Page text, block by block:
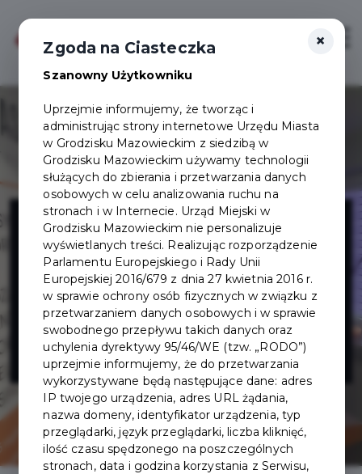
Gabinet
Masażu - Masaż
& Spa Strefa
Zdrowia
×
Zgoda na Ciasteczka
Szanowny Użytkowniku
Uprzejmie informujemy, że tworząc i
administrując strony internetowe Urzędu Miasta
w Grodzisku Mazowieckim z siedzibą w
Grodzisku Mazowieckim używamy technologii
służących do zbierania i przetwarzania danych
osobowych w celu analizowania ruchu na
stronach i w Internecie. Urząd Miejski w
Grodzisku Mazowieckim nie personalizuje
wyświetlanych treści. Realizując rozporządzenie
Parlamentu Europejskiego i Rady Unii
Europejskiej 2016/679 z dnia 27 kwietnia 2016 r.
w sprawie ochrony osób fizycznych w związku z
przetwarzaniem danych osobowych i w sprawie
swobodnego przepływu takich danych oraz
uchylenia dyrektywy 95/46/WE (tzw. „RODO”)
uprzejmie informujemy, że do przetwarzania
wykorzystywane będą następujące dane: adres
IP twojego urządzenia, adres URL żądania,
nazwa domeny, identyfikator urządzenia, typ
przeglądarki, język przeglądarki, liczba kliknięć,
ilość czasu spędzonego na poszczególnych
stronach, data i godzina korzystania z Serwisu,